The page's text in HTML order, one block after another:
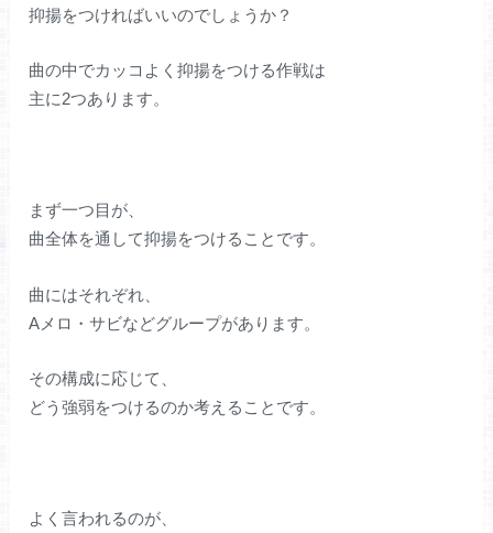
抑揚をつければいいのでしょうか？
曲の中でカッコよく抑揚をつける作戦は
主に2つあります。
まず一つ目が、
曲全体を通して抑揚をつけることです。
曲にはそれぞれ、
Aメロ・サビなどグループがあります。
その構成に応じて、
どう強弱をつけるのか考えることです。
よく言われるのが、